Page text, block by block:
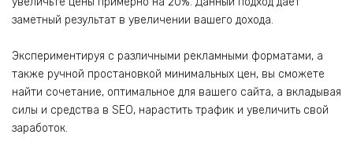
заметный результат в увеличении вашего дохода.
Экспериментируя с различными рекламными форматами, а
также ручной простановкой минимальных цен, вы сможете
найти сочетание, оптимальное для вашего сайта, а вкладывая
силы и средства в SEO, нарастить трафик и увеличить свой
заработок.